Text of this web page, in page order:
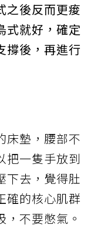
之後反而更痠
式就好，確定
撐後，再進行
床墊，腰部不
把一隻手放到
下去，覺得肚
確的核心肌群
不要憋氣。